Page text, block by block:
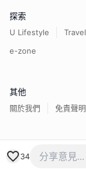
34
探索
U Lifestyle Travel
e-zone
其他
關於我們 免責聲明
香港經濟日報版權所有©